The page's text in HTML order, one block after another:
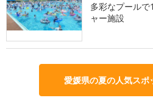
多彩なプール
ャー施設
愛媛県の夏の人気スポ